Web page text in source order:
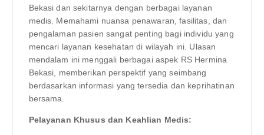
Bekasi dan sekitarnya dengan berbagai layanan
medis. Memahami nuansa penawaran, fasilitas, dan
pengalaman pasien sangat penting bagi individu yang
mencari layanan kesehatan di wilayah ini. Ulasan
mendalam ini menggali berbagai aspek RS Hermina
Bekasi, memberikan perspektif yang seimbang
berdasarkan informasi yang tersedia dan keprihatinan
bersama.
Pelayanan Khusus dan Keahlian Medis: